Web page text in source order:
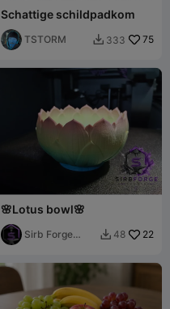
Schattige schildpadkom
TSTORM  333 75
🌸Lotus bowl🌸
Sirb Forge
 48 22